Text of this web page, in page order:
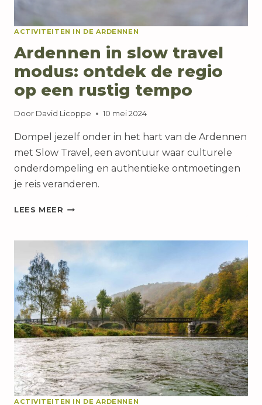
ACTIVITEITEN IN DE ARDENNEN
Ardennen in slow travel
modus: ontdek de regio
op een rustig tempo
Door David Licoppe 10 mei 2024
Dompel jezelf onder in het hart van de Ardennen
met Slow Travel, een avontuur waar culturele
onderdompeling en authentieke ontmoetingen
je reis veranderen.
LEES MEER ARDENNEN
ONTDEK
DE
REGIO
OP
EEN
RUSTIG
TEMPO
ACTIVITEITEN IN DE ARDENNEN